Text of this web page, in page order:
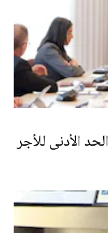
الأدنى للأجر